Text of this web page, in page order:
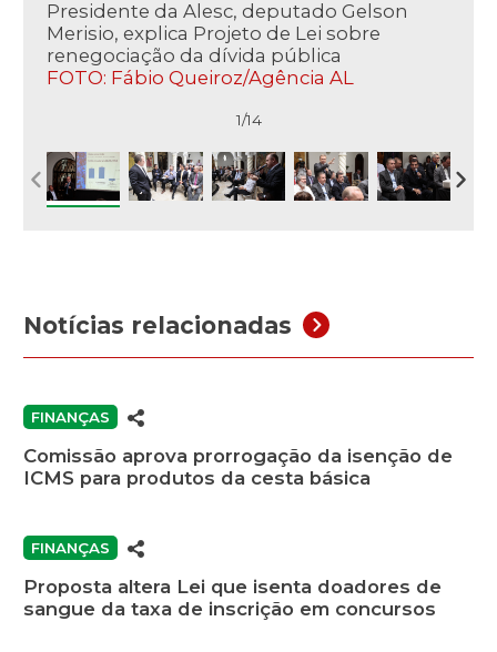
Presidente da Alesc, deputado Gelson
Merisio, explica Projeto de Lei sobre
renegociação da dívida pública
FOTO: Fábio Queiroz/Agência AL
1/14
Notícias relacionadas
FINANÇAS
Comissão aprova prorrogação da isenção de
ICMS para produtos da cesta básica
FINANÇAS
Proposta altera Lei que isenta doadores de
sangue da taxa de inscrição em concursos